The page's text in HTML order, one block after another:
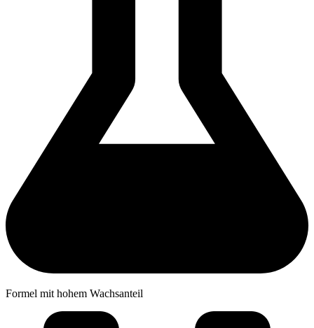
Formel mit hohem Wachsanteil